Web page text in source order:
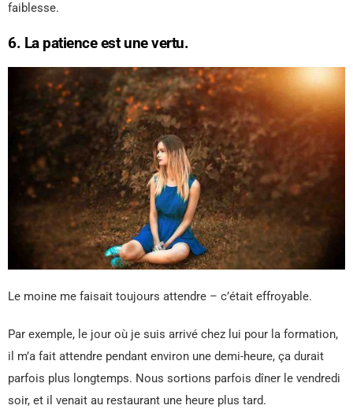
faiblesse.
6. La patience est une vertu.
Le moine me faisait toujours attendre – c’était effroyable.
Par exemple, le jour où je suis arrivé chez lui pour la formation,
il m’a fait attendre pendant environ une demi-heure, ça durait
parfois plus longtemps. Nous sortions parfois dîner le vendredi
soir, et il venait au restaurant une heure plus tard.